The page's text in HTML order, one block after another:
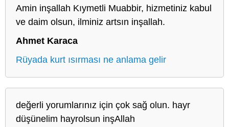
Amin inşallah Kıymetli Muabbir, hizmetiniz kabul
ve daim olsun, ilminiz artsın inşallah.
Ahmet Karaca
Rüyada kurt ısırması ne anlama gelir
değerli yorumlarınız için çok sağ olun. hayr
düşünelim hayrolsun inşAllah